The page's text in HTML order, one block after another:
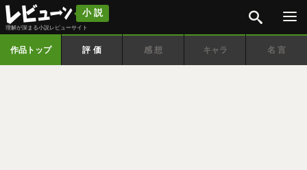
小説
理解が深まる小説レビューサイト
作品トップ 評価 感想 キャラ 名言